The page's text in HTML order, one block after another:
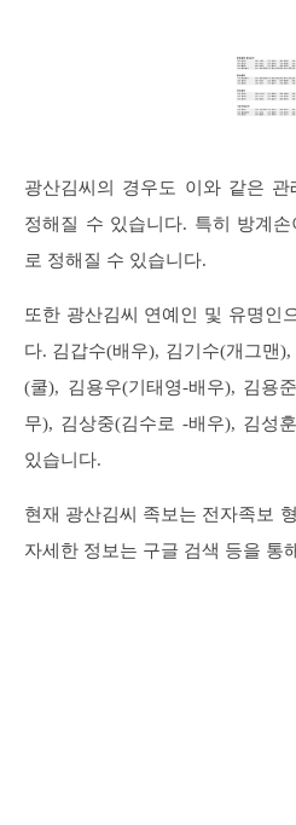
광산김씨의 경우도 이와 같은 관
정해질 수 있습니다. 특히 방계
로 정해질 수 있습니다.
또한 광산김씨 연예인 및 유명인
다. 김갑수(배우), 김기수(개그맨
(쿨), 김용우(기태영-배우), 김용
무), 김상중(김수로 -배우), 김성
있습니다.
현재 광산김씨 족보는 전자족보
자세한 정보는 구글 검색 등을 통